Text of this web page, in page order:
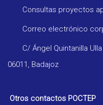
Consultas proyectos
Correo electrónico
C/ Ángel Quintanilla
06011, Badajoz
Otros contactos POCTEP